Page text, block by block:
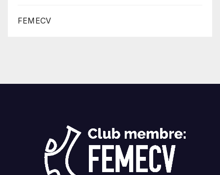
FEMECV